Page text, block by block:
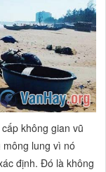
cấpkhông gian vũ
lung vì nó
định. Đó là không